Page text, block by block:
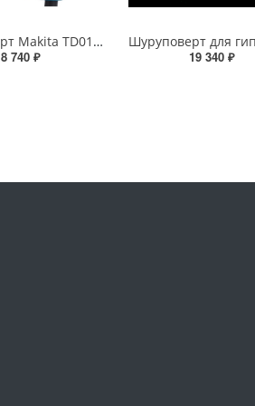
Шуруповерт Makita TD0101F сетевой
8 740 ₽
19 340 ₽